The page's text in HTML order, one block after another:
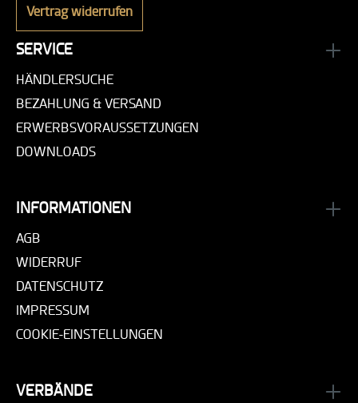
Vertrag widerrufen
SERVICE
HÄNDLERSUCHE
BEZAHLUNG & VERSAND
ERWERBSVORAUSSETZUNGEN
DOWNLOADS
INFORMATIONEN
AGB
WIDERRUF
DATENSCHUTZ
IMPRESSUM
COOKIE-EINSTELLUNGEN
VERBÄNDE